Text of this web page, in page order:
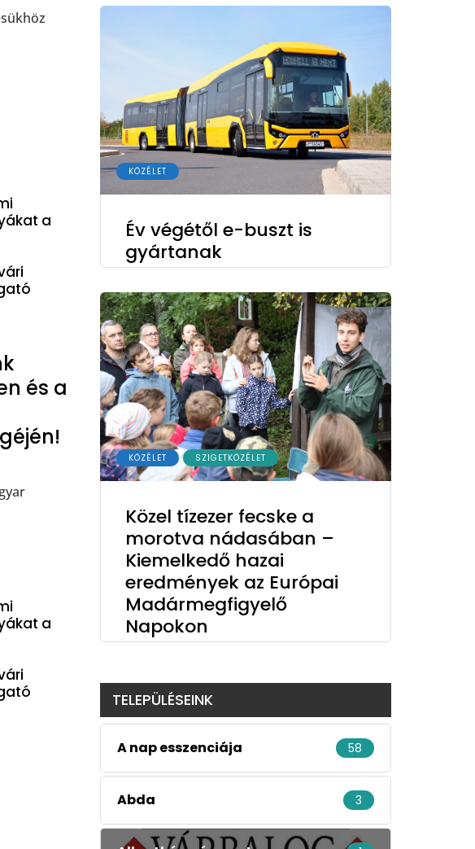
a
és a
a
KÖZÉLET
Év végétől e-buszt is
gyártanak
KÖZÉLET SZIGETKÖZÉLET
Közel tízezer fecske a
morotva nádasában –
Kiemelkedő hazai
eredmények az Európai
Madármegfigyelő
Napokon
TELEPÜLÉSEINK
A nap esszenciája 58
Abda 3